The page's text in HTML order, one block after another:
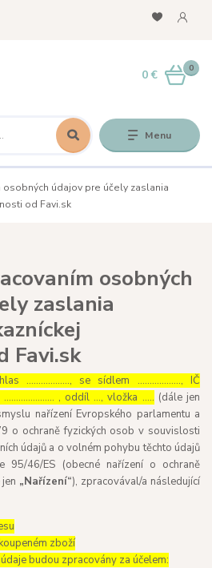
Menu
0
0 €
údajov pre účely zaslania
od Favi.sk
osobných
zaslania
Favi.sk
……………..., se sídlem ………………, IČ
………………… , oddíl …, vložka ….. (dále jen
nařízení Evropského parlamentu a
o ochraně fyzických osob v souvislosti
údajů a o volném pohybu těchto údajů
95/46/ES (obecné nařízení o ochraně
„Nařízení“), zpracovával/a následující
zboží
budou zpracovány za účelem: